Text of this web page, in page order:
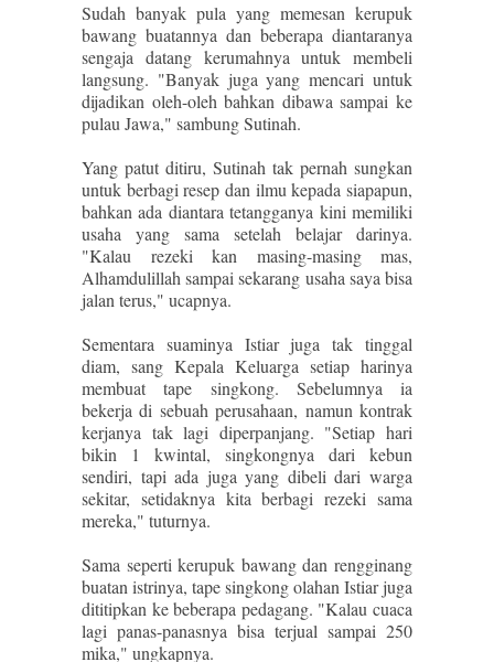
Sudah banyak pula yang memesan kerupuk
bawang buatannya dan beberapa diantaranya
sengaja datang kerumahnya untuk membeli
langsung. "Banyak juga yang mencari untuk
dijadikan oleh-oleh bahkan dibawa sampai ke
pulau Jawa," sambung Sutinah.
Yang patut ditiru, Sutinah tak pernah sungkan
untuk berbagi resep dan ilmu kepada siapapun,
bahkan ada diantara tetangganya kini memiliki
usaha yang sama setelah belajar darinya.
"Kalau rezeki kan masing-masing mas,
Alhamdulillah sampai sekarang usaha saya bisa
jalan terus," ucapnya.
Sementara suaminya Istiar juga tak tinggal
diam, sang Kepala Keluarga setiap harinya
membuat tape singkong. Sebelumnya ia
bekerja di sebuah perusahaan, namun kontrak
kerjanya tak lagi diperpanjang. "Setiap hari
bikin 1 kwintal, singkongnya dari kebun
sendiri, tapi ada juga yang dibeli dari warga
sekitar, setidaknya kita berbagi rezeki sama
mereka," tuturnya.
Sama seperti kerupuk bawang dan rengginang
buatan istrinya, tape singkong olahan Istiar juga
dititipkan ke beberapa pedagang. "Kalau cuaca
lagi panas-panasnya bisa terjual sampai 250
mika," ungkapnya.